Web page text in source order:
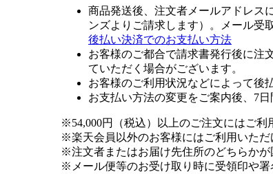
商品発送後、注文者メールアドレス
ンズよりご請求します）。メール受
後払い決済でのお支払い方法
お客様のご都合で請求書発行後に注
ていただく場合がございます。
お客様のご利用状況などによって後
お支払い方法の変更をご案内後、7
※54,000円（税込）以上のご注文にはご利
※楽天会員以外のお客様にはご利用いただ
※注文者またはお届け先住所のどちらかが
※メール便等のお受け取り時に受領印や署